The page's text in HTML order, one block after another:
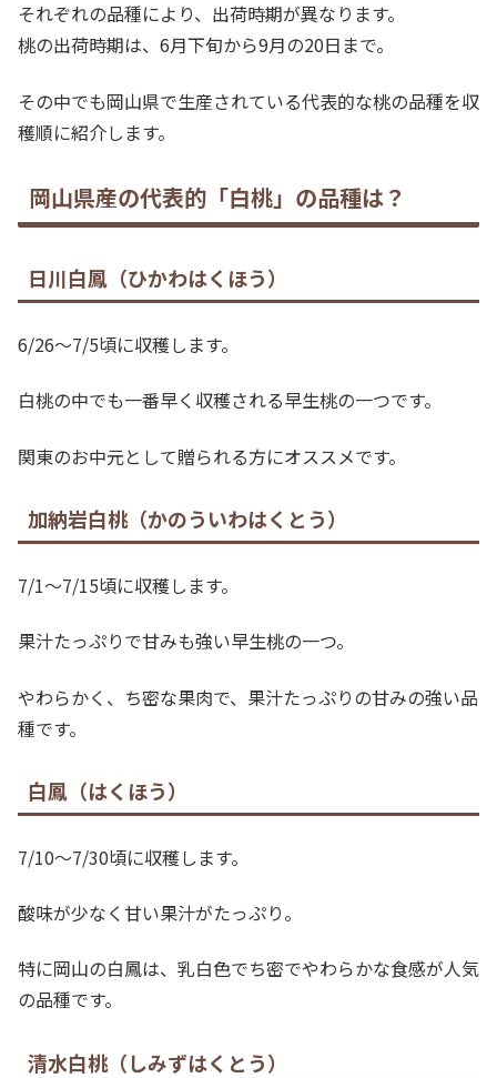
それぞれの品種により、出荷時期が異なります。
桃の出荷時期は、6月下旬から9月の20日まで。
その中でも岡山県で生産されている代表的な桃の品種を収
穫順に紹介します。
岡山県産の代表的「白桃」の品種は？
日川白鳳（ひかわはくほう）
6/26～7/5頃に収穫します。
白桃の中でも一番早く収穫される早生桃の一つです。
関東のお中元として贈られる方にオススメです。
加納岩白桃（かのういわはくとう）
7/1～7/15頃に収穫します。
果汁たっぷりで甘みも強い早生桃の一つ。
やわらかく、ち密な果肉で、果汁たっぷりの甘みの強い品
種です。
白鳳（はくほう）
7/10～7/30頃に収穫します。
酸味が少なく甘い果汁がたっぷり。
特に岡山の白鳳は、乳白色でち密でやわらかな食感が人気
の品種です。
清水白桃（しみずはくとう）